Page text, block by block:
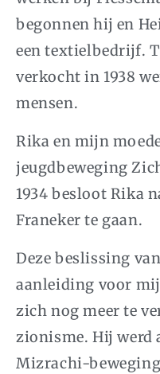
begonnen hij en
een textielbedrijf.
verkocht in 1938
mensen.
Rika en mijn
jeugdbeweging
1934 besloot Rika
Franeker te gaan.
Deze beslissing
aanleiding voor
zich nog meer te
zionisme. Hij werd
Mizrachi-